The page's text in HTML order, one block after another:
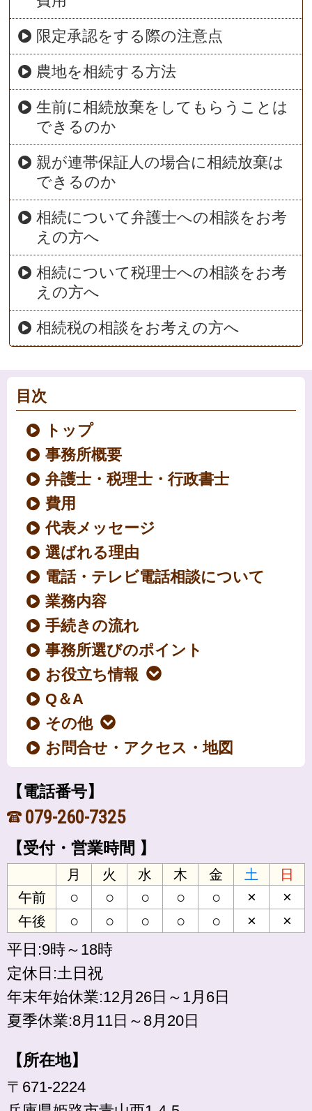
限定承認をする際の注意点
農地を相続する方法
生前に相続放棄をしてもらうことは
できるのか
親が連帯保証人の場合に相続放棄は
できるのか
相続について弁護士への相談をお考
えの方へ
相続について税理士への相談をお考
えの方へ
相続税の相談をお考えの方へ
目次
トップ
事務所概要
弁護士・税理士・行政書士
費用
代表メッセージ
選ばれる理由
電話・テレビ電話相談について
業務内容
手続きの流れ
事務所選びのポイント
お役立ち情報
Q＆A
その他
お問合せ・アクセス・地図
【電話番号】
079-260-7325
【受付・営業時間 】
月 火 水 木 金 土
日
午前
○ ○ ○ ○ ○ × ×
午後 ○ ○ ○ ○ ○ ×
×
平日:9時～18時
定休日:土日祝
年末年始休業:12月26日～1月6日
夏季休業:8月11日～8月20日
【所在地】
〒671-2224